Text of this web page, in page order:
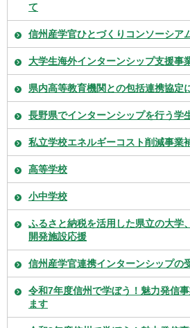
て
信州産学官ひとづくりコンソーシア
大学生海外インターンシップ支援事
県内高等教育機関との包括連携協定
長野県でインターンシップを行う学
私立学校エネルギーコスト削減事業
高等学校
小中学校
ふるさと納税を活用した県立の大学
開発施設応援
信州産学官連携インターンシップの
令和7年度信州で学ぼう！魅力発信
ます